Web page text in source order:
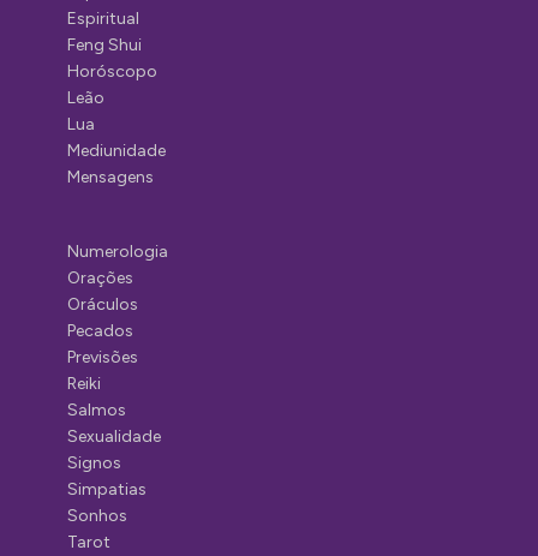
Espiritual
Feng Shui
Horóscopo
Leão
Lua
Mediunidade
Mensagens
Numerologia
Orações
Oráculos
Pecados
Previsões
Reiki
Salmos
Sexualidade
Signos
Simpatias
Sonhos
Tarot